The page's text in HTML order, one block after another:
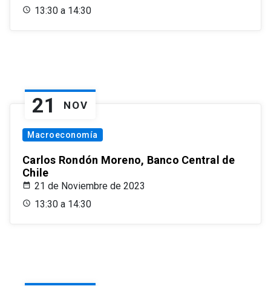
13:30 a 14:30
21 NOV
Macroeconomía
Carlos Rondón Moreno, Banco Central de
Chile
21 de Noviembre de 2023
13:30 a 14:30